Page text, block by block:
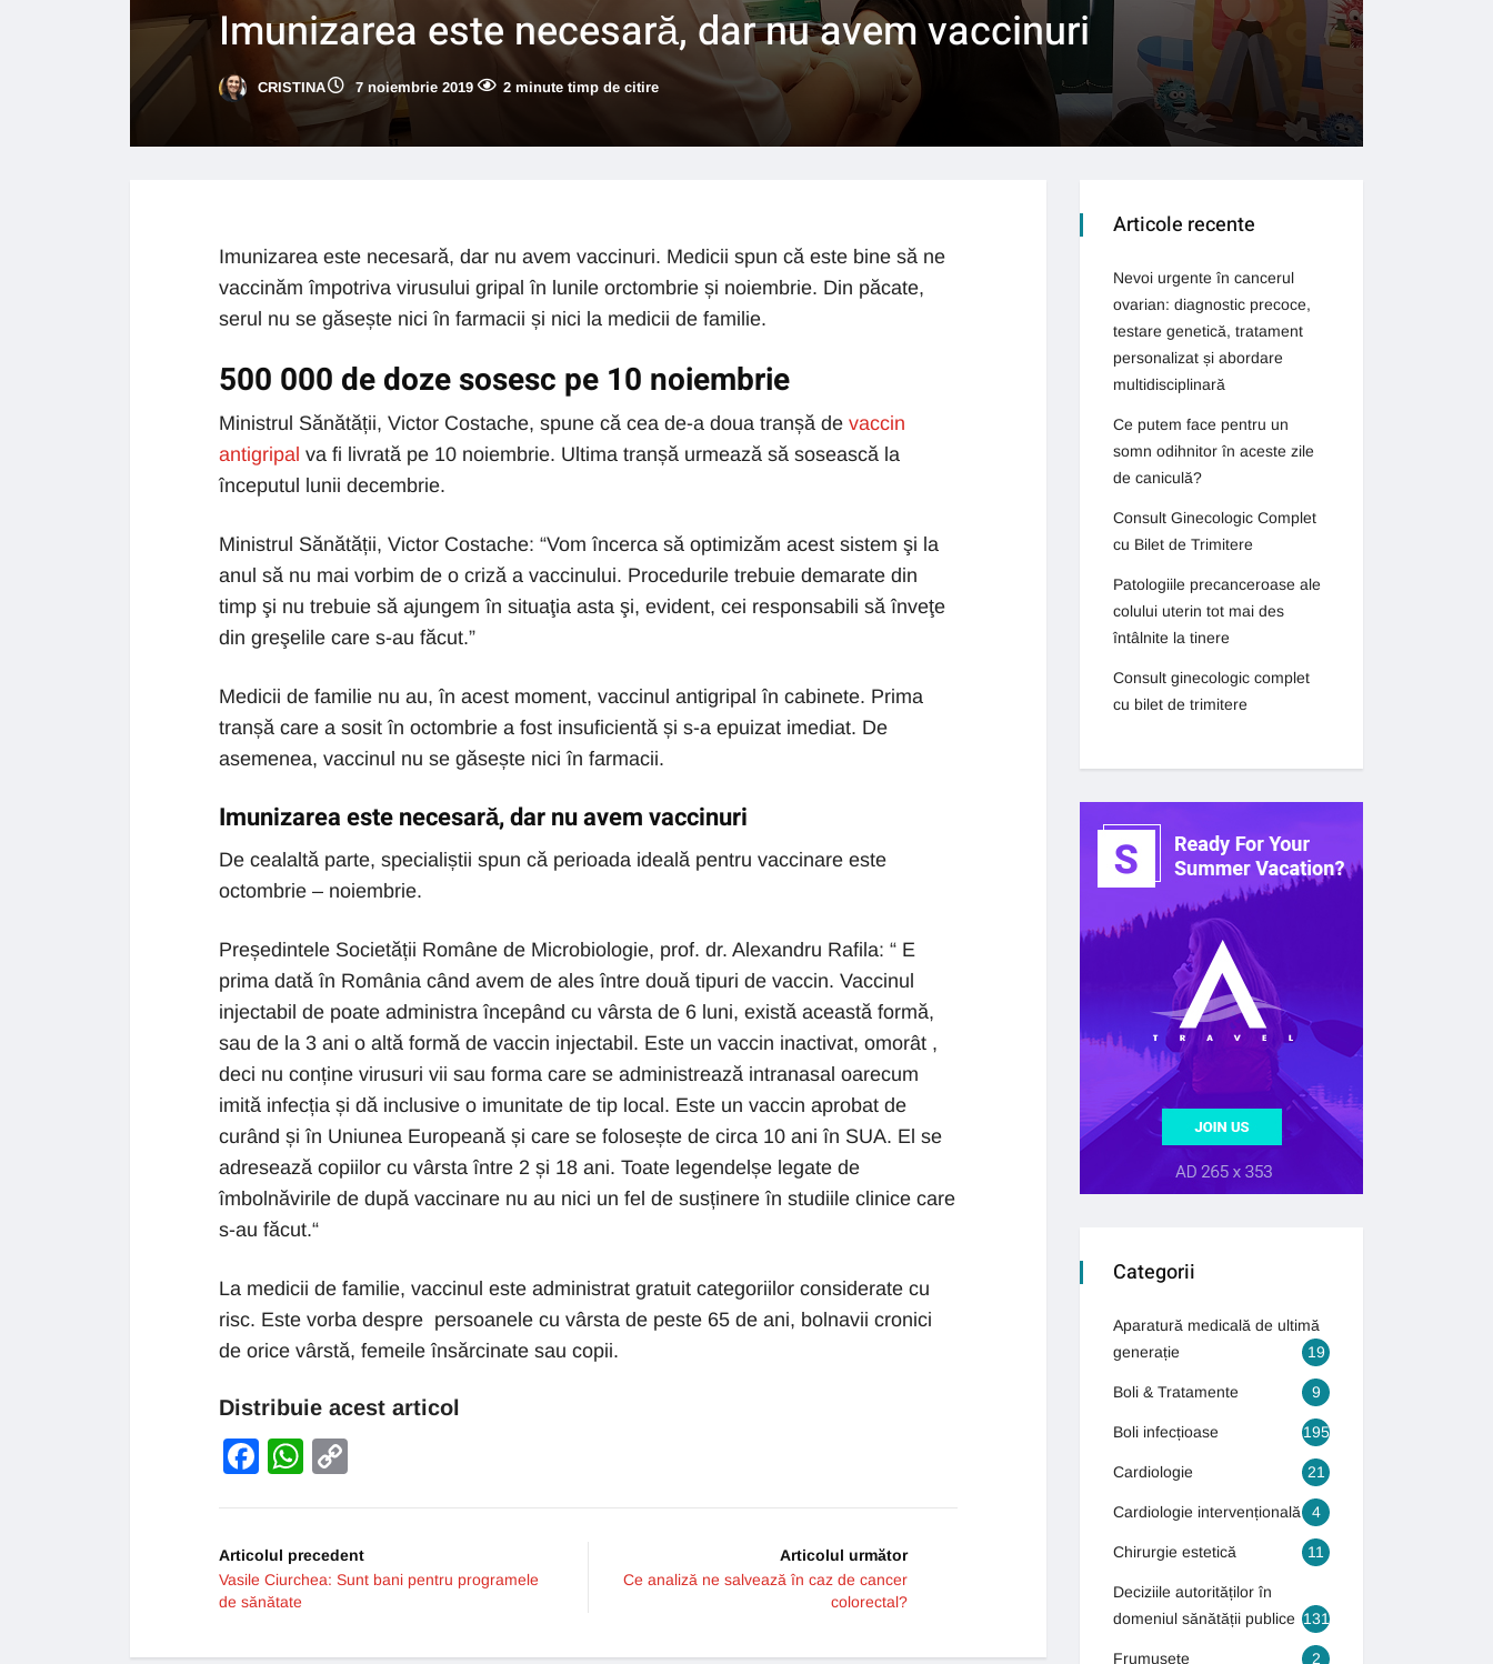
Imunizarea este necesară, dar nu avem vaccinuri
CRISTINA 7 noiembrie 2019 2 minute timp de citire
Imunizarea este necesară, dar nu avem vaccinuri. Medicii spun că este bine să ne
vaccinăm împotriva virusului gripal în lunile orctombrie și noiembrie. Din păcate,
serul nu se găsește nici în farmacii și nici la medicii de familie.
500 000 de doze sosesc pe 10 noiembrie
Ministrul Sănătății, Victor Costache, spune că cea de-a doua tranșă de vaccin
antigripal va fi livrată pe 10 noiembrie. Ultima tranșă urmează să sosească la
începutul lunii decembrie.
Ministrul Sănătății, Victor Costache: “Vom încerca să optimizăm acest sistem şi la
anul să nu mai vorbim de o criză a vaccinului. Procedurile trebuie demarate din
timp şi nu trebuie să ajungem în situaţia asta şi, evident, cei responsabili să înveţe
din greşelile care s-au făcut.”
Medicii de familie nu au, în acest moment, vaccinul antigripal în cabinete. Prima
tranșă care a sosit în octombrie a fost insuficientă și s-a epuizat imediat. De
asemenea, vaccinul nu se găsește nici în farmacii.
Imunizarea este necesară, dar nu avem vaccinuri
De cealaltă parte, specialiștii spun că perioada ideală pentru vaccinare este
octombrie – noiembrie.
Președintele Societății Române de Microbiologie, prof. dr. Alexandru Rafila: “ E
prima dată în România când avem de ales între două tipuri de vaccin. Vaccinul
injectabil de poate administra începând cu vârsta de 6 luni, există această formă,
sau de la 3 ani o altă formă de vaccin injectabil. Este un vaccin inactivat, omorât ,
deci nu conține virusuri vii sau forma care se administrează intranasal oarecum
imită infecția și dă inclusive o imunitate de tip local. Este un vaccin aprobat de
curând și în Uniunea Europeană și care se folosește de circa 10 ani în SUA. El se
adresează copiilor cu vârsta între 2 și 18 ani. Toate legendelșe legate de
îmbolnăvirile de după vaccinare nu au nici un fel de susținere în studiile clinice care
s-au făcut.“
La medicii de familie, vaccinul este administrat gratuit categoriilor considerate cu
risc. Este vorba despre persoanele cu vârsta de peste 65 de ani, bolnavii cronici
de orice vârstă, femeile însărcinate sau copii.
Distribuie acest articol
Facebook
WhatsApp
Articolul precedent
Vasile Ciurchea: Sunt bani pentru programele
de sănătate
Articolul următor
Ce analiză ne salvează în caz de cancer
colorectal?
Articole recente
Nevoi urgente în cancerul
ovarian: diagnostic precoce,
testare genetică, tratament
personalizat și abordare
multidisciplinară
Ce putem face pentru un
somn odihnitor în aceste zile
de caniculă?
Consult Ginecologic Complet
cu Bilet de Trimitere
Patologiile precanceroase ale
colului uterin tot mai des
întâlnite la tinere
Consult ginecologic complet
cu bilet de trimitere
Categorii
Aparatură medicală de ultimă
generație
19
Boli & Tratamente 9
Boli infecțioase 195
Cardiologie 21
Cardiologie intervențională 4
Chirurgie estetică 11
Deciziile autorităților în
domeniul sănătății publice 131
Frumusețe 2